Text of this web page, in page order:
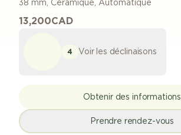
38 mm, Céramique, Automatique
13,200CAD
4 Voir les déclinaisons
Obtenir des informations
Prendre rendez-vous